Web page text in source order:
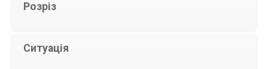
Розріз
Ситуація